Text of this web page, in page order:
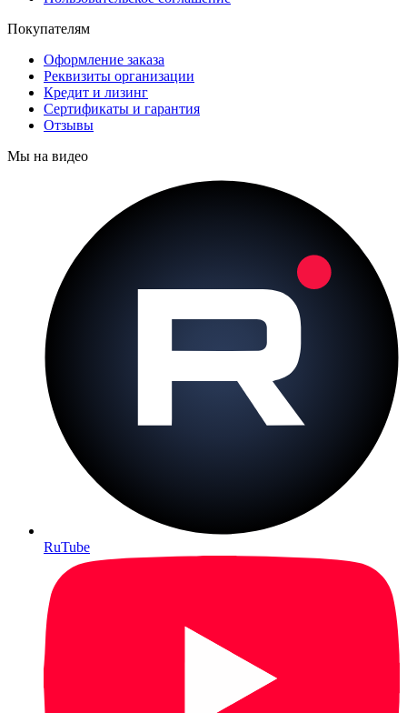
Покупателям
Оформление заказа
Реквизиты организации
Кредит и лизинг
Сертификаты и гарантия
Отзывы
Мы на видео
RuTube